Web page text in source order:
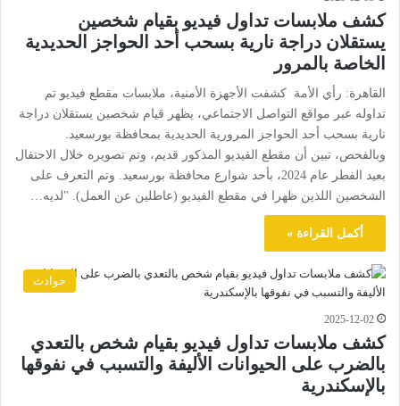
كشف ملابسات تداول فيديو بقيام شخصين
يستقلان دراجة نارية بسحب أحد الحواجز الحديدية
الخاصة بالمرور
القاهرة: رأي الأمة كشفت الأجهزة الأمنية، ملابسات مقطع فيديو تم
تداوله عبر مواقع التواصل الاجتماعي، يظهر قيام شخصين يستقلان دراجة
نارية بسحب أحد الحواجز المرورية الحديدية بمحافظة بورسعيد.
وبالفحص، تبين أن مقطع الفيديو المذكور قديم، وتم تصويره خلال الاحتفال
بعيد الفطر عام 2024، بأحد شوارع محافظة بورسعيد. وتم التعرف على
الشخصين اللذين ظهرا في مقطع الفيديو (عاطلين عن العمل). "لديه…
أكمل القراءة »
حوادث
2025-12-02
كشف ملابسات تداول فيديو بقيام شخص بالتعدي
بالضرب على الحيوانات الأليفة والتسبب في نفوقها
بالإسكندرية